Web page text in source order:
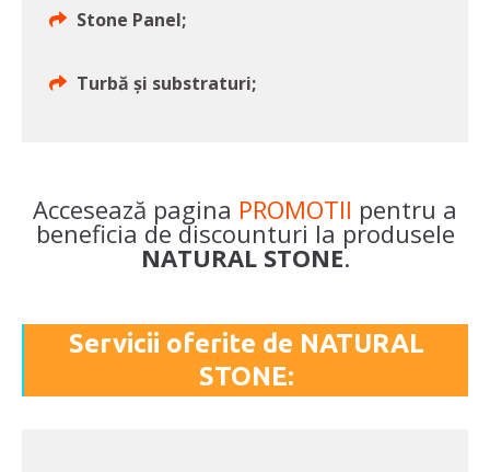
Stone Panel;
Turbă și substraturi;
Accesează pagina PROMOTII pentru a
beneficia de discounturi la produsele
NATURAL STONE.
Servicii oferite de NATURAL
STONE: